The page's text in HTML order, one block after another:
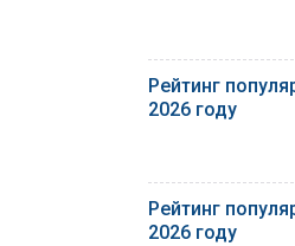
Рейтинг
2026 году
Рейтинг
2026 году